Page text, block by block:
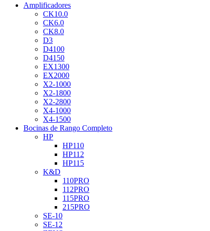
Amplificadores
CK10.0
CK6.0
CK8.0
D3
D4100
D4150
EX1300
EX2000
X2-1000
X2-1800
X2-2800
X4-1000
X4-1500
Bocinas de Rango Completo
HP
HP110
HP112
HP115
K&D
110PRO
112PRO
115PRO
215PRO
SE-10
SE-12